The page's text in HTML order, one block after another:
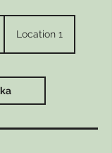
Location 1